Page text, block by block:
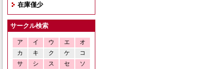
在庫僅少
サークル検索
ア イ ウ エ
オ
カ
キ ク ケ
コ
サ
シ ス セ
ソ